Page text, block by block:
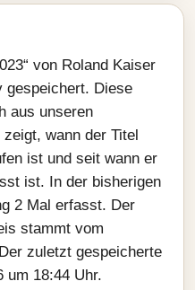
von Roland Kaiser
gespeichert. Diese
aus unseren
wann der Titel
ist und seit wann er
ist. In der bisherigen
2 Mal erfasst. Der
stammt vom
zuletzt gespeicherte
um 18:44 Uhr.